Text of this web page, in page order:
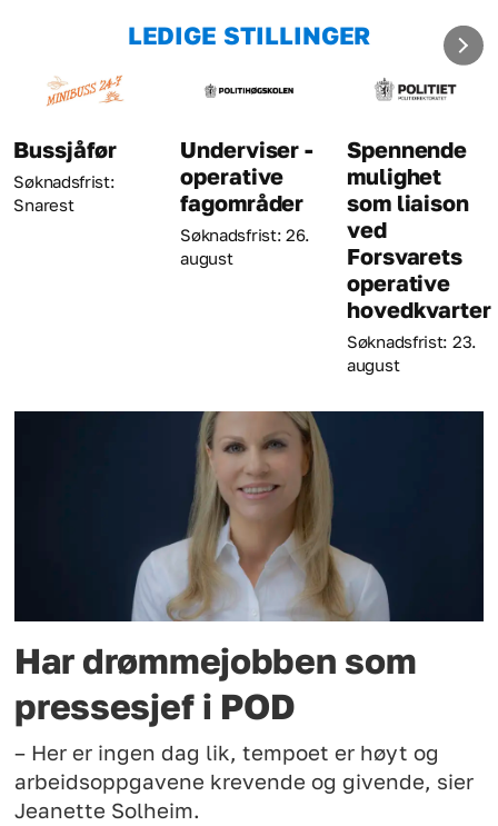
LEDIGE STILLINGER
Underviser -
operative
fagområder
Spennende
mulighet
som liaison
ved
Forsvarets
Søknadsfrist: 23.
august
Har drømmejobben som
pressesjef i POD
– Her er ingen dag lik, tempoet er høyt og
arbeidsoppgavene krevende og givende, sier
Jeanette Solheim.